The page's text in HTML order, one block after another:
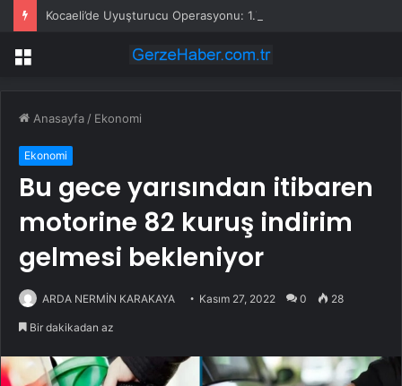
Menü
Anasayfa / Ekonomi
Ekonomi
Bu gece yarısından itibaren
motorine 82 kuruş indirim
gelmesi bekleniyor
ARDA NERMİN KARAKAYA Kasım 27, 2022 0 28
Bir dakikadan az